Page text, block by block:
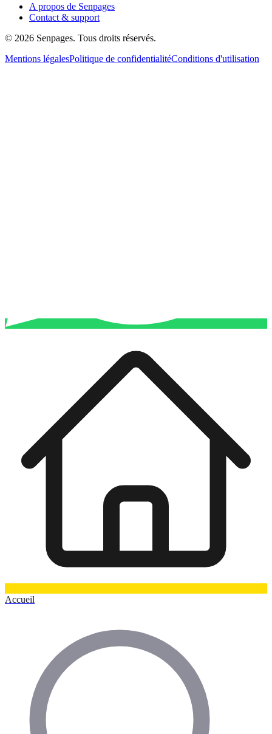
A propos de Senpages
Contact & support
© 2026 Senpages. Tous droits réservés.
Mentions légalesPolitique de confidentialitéConditions d'utilisation
Accueil